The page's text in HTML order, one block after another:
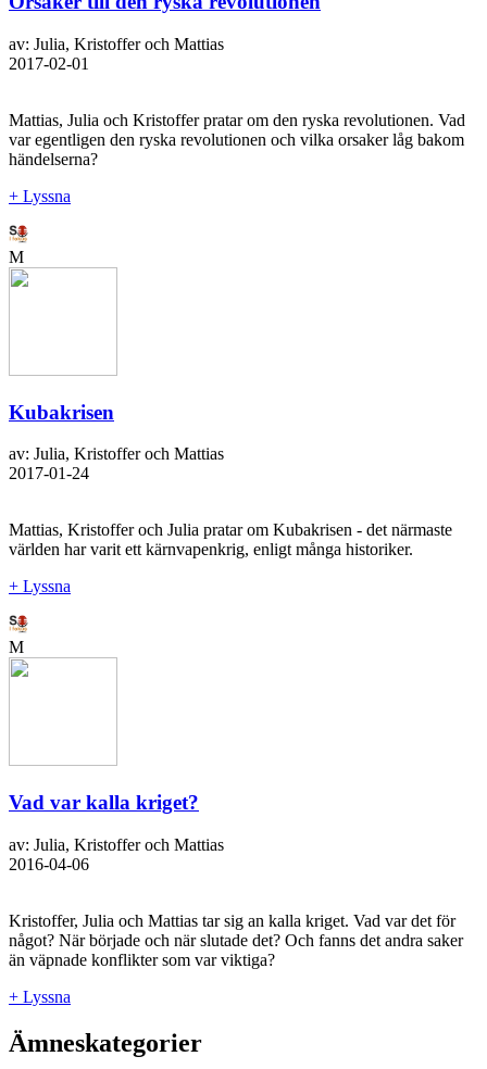
av: Julia, Kristoffer och Mattias
2017-02-01
Mattias, Julia och Kristoffer pratar om den ryska revolutionen. Vad
var egentligen den ryska revolutionen och vilka orsaker låg bakom
händelserna?
+ Lyssna
M
Kubakrisen
av: Julia, Kristoffer och Mattias
2017-01-24
Mattias, Kristoffer och Julia pratar om Kubakrisen - det närmaste
världen har varit ett kärnvapenkrig, enligt många historiker.
+ Lyssna
M
Vad var kalla kriget?
av: Julia, Kristoffer och Mattias
2016-04-06
Kristoffer, Julia och Mattias tar sig an kalla kriget. Vad var det för
något? När började och när slutade det? Och fanns det andra saker
än väpnade konflikter som var viktiga?
+ Lyssna
Ämneskategorier